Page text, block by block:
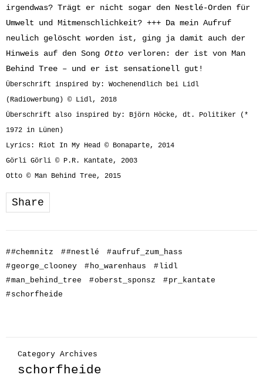
irgendwas? Trägt er nicht sogar den Nestlé-Orden für
Umwelt und Mitmenschlichkeit? +++ Da mein Aufruf
neulich gelöscht worden ist, ging ja damit auch der
Hinweis auf den Song Otto verloren: der ist von Man
Behind Tree – und er ist sensationell gut!
Überschrift inspired by: Wochenendlich bei Lidl
(Radiowerbung) © Lidl, 2018
Überschrift also inspired by: Björn Höcke, dt. Politiker (*
1972 in Lünen)
Lyrics: Riot In My Head © Bonaparte, 2014
Görli Görli © P.R. Kantate, 2003
Otto © Man Behind Tree, 2015
Share
##chemnitz ##nestlé #aufruf_zum_hass
#george_clooney # ho_warenhaus #lidl
#man_behind_tree #oberst_sponsz #pr_kantate
#schorfheide
Category Archives
schorfheide